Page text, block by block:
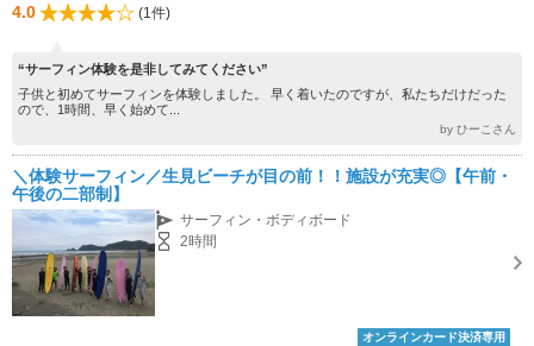
4.0 (1件)
“サーフィン体験を是非してみてください”
子供と初めてサーフィンを体験しました。 早く着いたのですが、私たちだけだった
ので、1時間、早く始めて...
by ひーこさん
＼体験サーフィン／生見ビーチが目の前！！施設が充実◎【午前・
午後の二部制】
サーフィン・ボディボード
2時間
オンラインカード決済専用